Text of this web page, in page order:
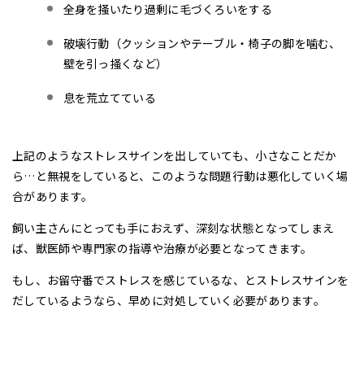
全身を掻いたり過剰に毛づくろいをする
破壊行動（クッションやテーブル・椅子の脚を噛む、
壁を引っ掻くなど）
息を荒立てている
上記のようなストレスサインを出していても、小さなことだか
ら…と無視をしていると、このような問題行動は悪化していく場
合があります。
飼い主さんにとっても手におえず、深刻な状態となってしまえ
ば、獣医師や専門家の指導や治療が必要となってきます。
もし、お留守番でストレスを感じているな、とストレスサインを
だしているようなら、早めに対処していく必要があります。